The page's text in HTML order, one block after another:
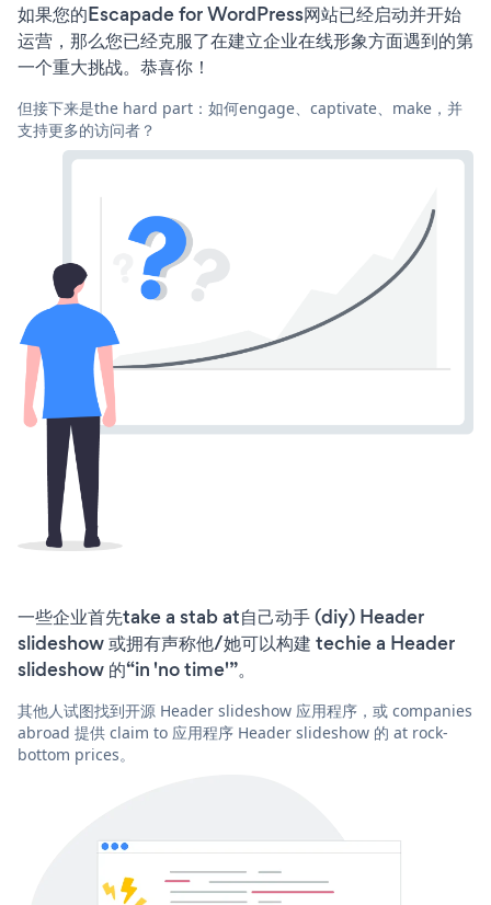
如果您的Escapade for WordPress网站已经启动并开始
运营，那么您已经克服了在建立企业在线形象方面遇到的第
一个重大挑战。恭喜你！
但接下来是the hard part：如何engage、captivate、make，并
支持更多的访问者？
一些企业首先take a stab at自己动手 (diy) Header
slideshow 或拥有声称他/她可以构建 techie a Header
slideshow 的“in 'no time'”。
其他人试图找到开源 Header slideshow 应用程序，或 companies
abroad 提供 claim to 应用程序 Header slideshow 的 at rock-
bottom prices。